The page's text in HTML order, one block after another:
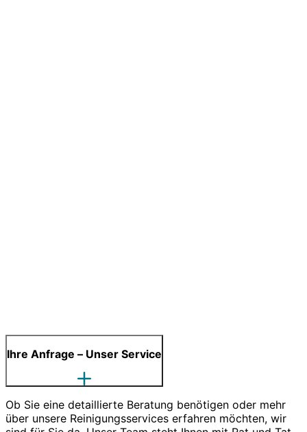
Ihre Anfrage – Unser Service
Ob Sie eine detaillierte Beratung benötigen oder mehr
über unsere Reinigungsservices erfahren möchten, wir